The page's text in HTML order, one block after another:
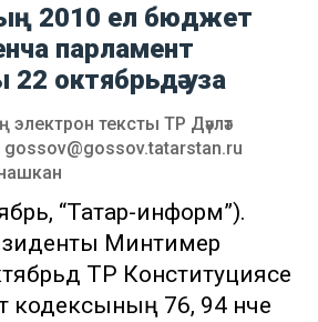
2010 ел бюджет
парламент
октябрьдә уза
тексты ТР Дәүләт
“Татар-информ”).
Минтимер
ТР Конституциясе
кодексының 76, 94 нче